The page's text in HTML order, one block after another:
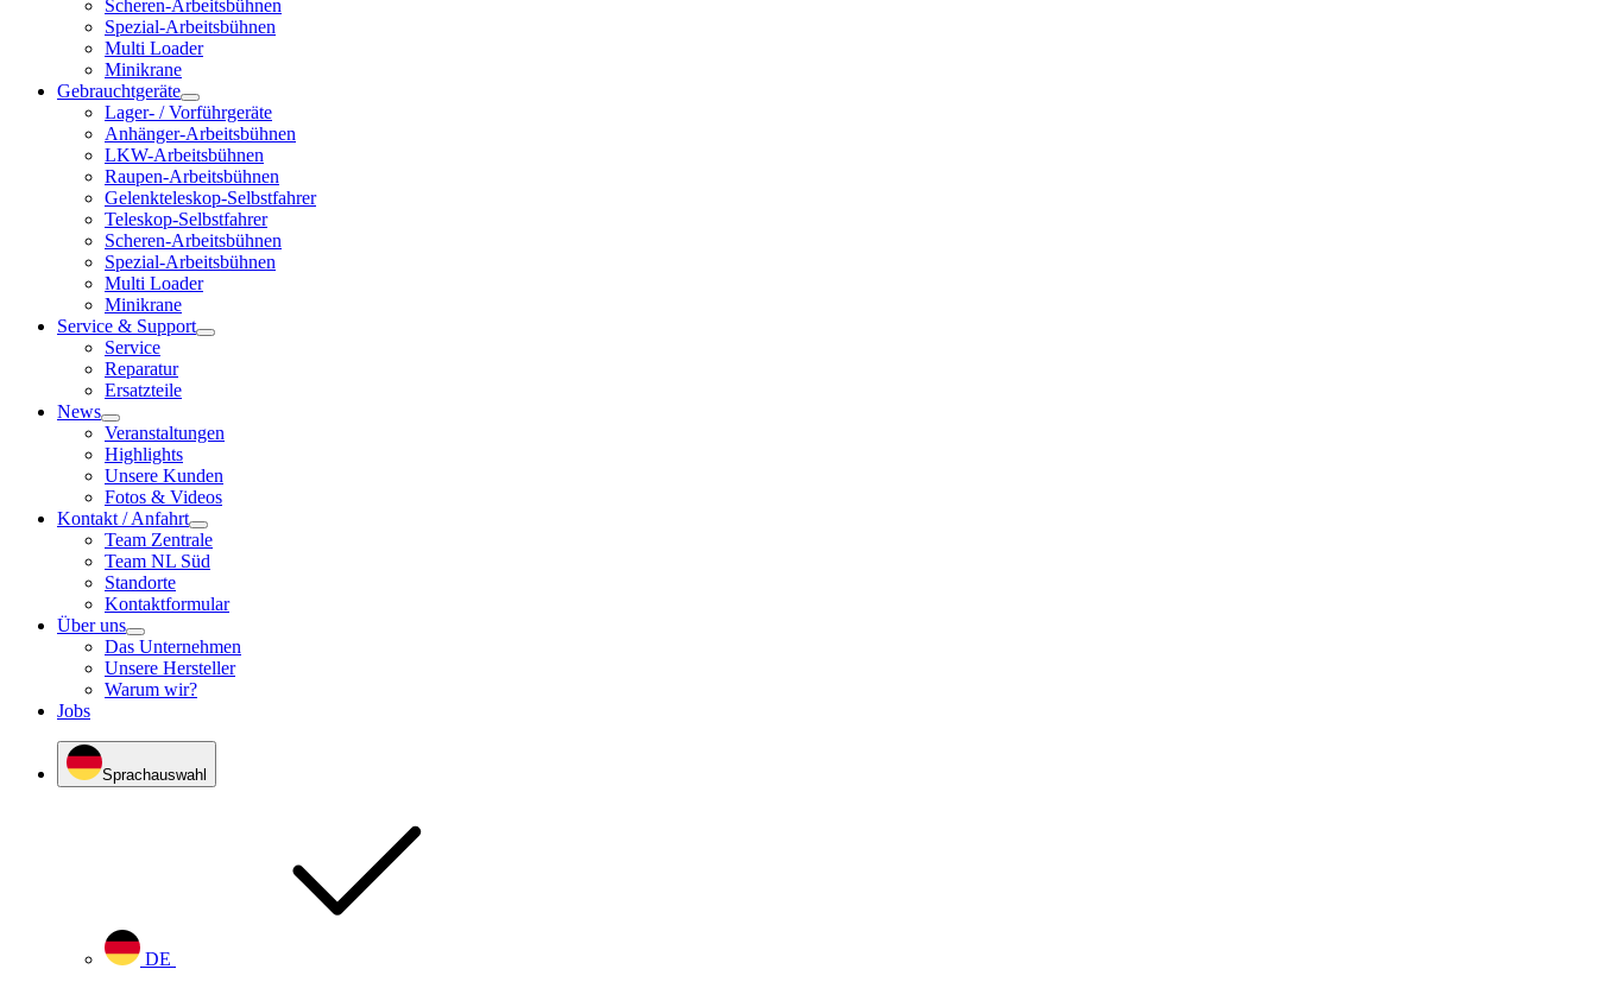
Scheren-Arbeitsbühnen
Spezial-Arbeitsbühnen
Multi Loader
Minikrane
Gebrauchtgeräte
Lager- / Vorführgeräte
Anhänger-Arbeitsbühnen
LKW-Arbeitsbühnen
Raupen-Arbeitsbühnen
Gelenkteleskop-Selbstfahrer
Teleskop-Selbstfahrer
Scheren-Arbeitsbühnen
Spezial-Arbeitsbühnen
Multi Loader
Minikrane
Service & Support
Service
Reparatur
Ersatzteile
News
Veranstaltungen
Highlights
Unsere Kunden
Fotos & Videos
Kontakt / Anfahrt
Team Zentrale
Team NL Süd
Standorte
Kontaktformular
Über uns
Das Unternehmen
Unsere Hersteller
Warum wir?
Jobs
Sprachauswahl
DE